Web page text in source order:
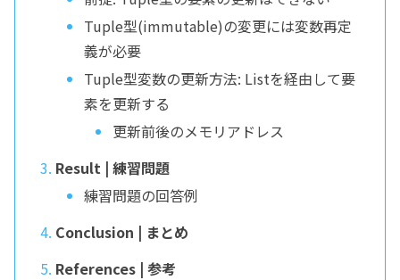
Tuple型(immutable)の変更には変数再定
義が必要
Tuple型変数の更新方法: Listを経由して要
素を更新する
更新前後のメモリアドレス
Result | 練習問題
練習問題の回答例
Conclusion | まとめ
References | 参考